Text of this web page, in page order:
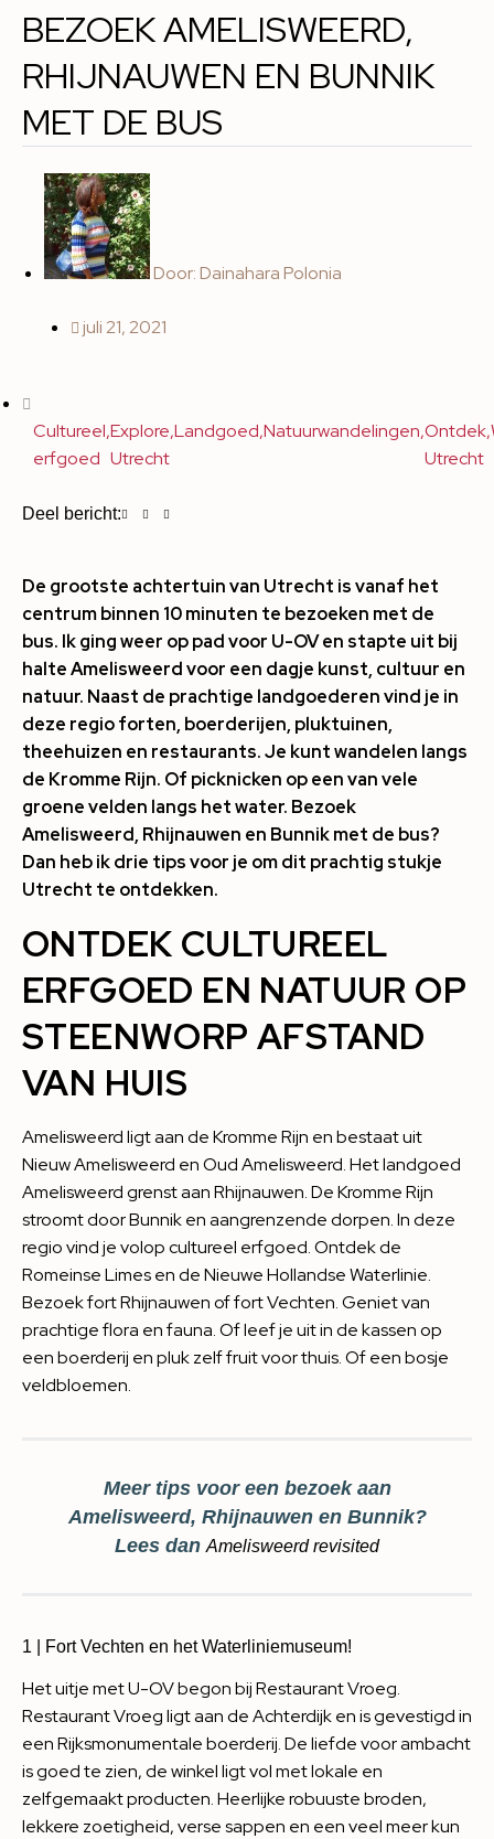
BEZOEK AMELISWEERD,
RHIJNAUWEN EN BUNNIK
MET DE BUS
Door:Dainahara Polonia
juli 21, 2021
Cultureel
erfgoed
,Explore
Utrecht
,Landgoed,Natuurwandelingen,Ontdek
Utrecht
,
Deel bericht:
De grootste achtertuin van Utrecht is vanaf het
centrum binnen 10 minuten te bezoeken met de
bus. Ik ging weer op pad voor U-OV en stapte uit bij
halte Amelisweerd voor een dagje kunst, cultuur en
natuur. Naast de prachtige landgoederen vind je in
deze regio forten, boerderijen, pluktuinen,
theehuizen en restaurants. Je kunt wandelen langs
de Kromme Rijn. Of picknicken op een van vele
groene velden langs het water. Bezoek
Amelisweerd, Rhijnauwen en Bunnik met de bus?
Dan heb ik drie tips voor je om dit prachtig stukje
Utrecht te ontdekken.
ONTDEK CULTUREEL
ERFGOED EN NATUUR OP
STEENWORP AFSTAND
VAN HUIS
Amelisweerd ligt aan de Kromme Rijn en bestaat uit
Nieuw Amelisweerd en Oud Amelisweerd. Het landgoed
Amelisweerd grenst aan Rhijnauwen. De Kromme Rijn
stroomt door Bunnik en aangrenzende dorpen. In deze
regio vind je volop cultureel erfgoed. Ontdek de
Romeinse Limes en de Nieuwe Hollandse Waterlinie.
Bezoek fort Rhijnauwen of fort Vechten. Geniet van
prachtige flora en fauna. Of leef je uit in de kassen op
een boerderij en pluk zelf fruit voor thuis. Of een bosje
veldbloemen.
Meer tips voor een bezoek aan
Amelisweerd, Rhijnauwen en Bunnik?
Lees danAmelisweerd revisited
1 | Fort Vechten en het Waterliniemuseum!
Het uitje met U-OV begon bij Restaurant Vroeg.
Restaurant Vroeg ligt aan de Achterdijk en is gevestigd in
een Rijksmonumentale boerderij. De liefde voor ambacht
is goed te zien, de winkel ligt vol met lokale en
zelfgemaakt producten. Heerlijke robuuste broden,
lekkere zoetigheid, verse sappen en een veel meer kun